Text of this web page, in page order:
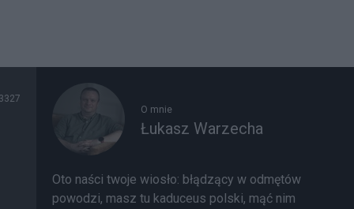
3327
O mnie
Łukasz Warzecha
Oto naści twoje wiosło: błądzący w odmętów
powodzi, masz tu kaduceus polski, mąć nim